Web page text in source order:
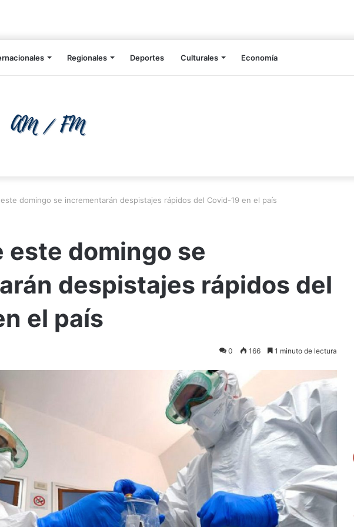
Regionales Deportes Culturales Economía
domingo se incrementarán despistajes rápidos del Covid-19 en el país
este domingo se
despistajes rápidos del
el país
0 166 1 minuto de lectura